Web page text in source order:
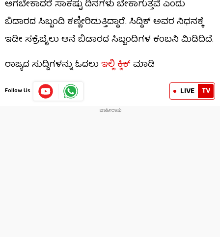
ಆಗಬೇಕಾದರೆ ಸಾಕಷ್ಟು ದಿನಗಳು ಬೇಕಾಗುತ್ತವೆ ಎಂದು
ಬಿಡಾರದ ಸಿಬ್ಬಂದಿ ಕಣ್ಣೀರಿಡುತ್ತಿದ್ದಾರೆ. ಸಿದ್ದಿಕ್ ಅವರ ನಿಧನಕ್ಕೆ
ಇಡೀ ಸಕ್ರೆಬೈಲು ಆನೆ ಬಿಡಾರದ ಸಿಬ್ಬಂದಿಗಳ ಕಂಬನಿ ಮಿಡಿದಿದೆ.
ರಾಜ್ಯದ ಸುದ್ದಿಗಳನ್ನು ಓದಲುಇಲ್ಲಿ ಕ್ಲಿಕ್ಮಾಡಿ
Follow Us LIVE TV